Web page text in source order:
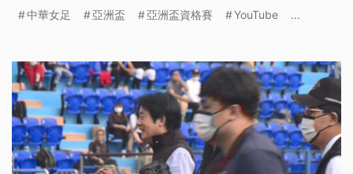
中華女足 亞洲盃 亞洲盃資格賽 YouTube ...